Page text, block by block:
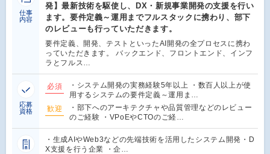
仕事
内容
発】最新技術を駆使し、DX・新規事業開発の支援を行い
ます。要件定義～運用までフルスタックに携わり、部下
のレビューも行っていただきます。
要件定義、開発、テストといったAI開発の全プロセスに携わ
っていただきます。 バックエンド、フロントエンド、インフ
ラとフルス…
応募
資格
必須
・システム開発の実務経験5年以上 ・数百人以上が使
用するシステムの要件定義～運用ま…
歓迎
・部下へのアーキテクチャや品質管理などのレビュー
のご経験 ・VPoEやCTOのご経…
・生成AIやWeb3などの先端技術を活用したシステム開発・D
X支援を行う企業 ・企…